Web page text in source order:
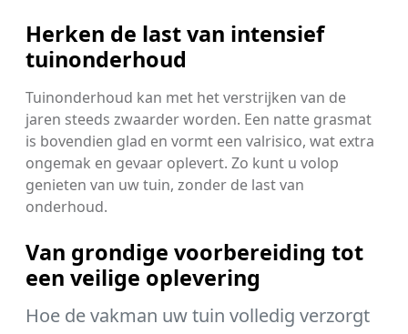
Herken de last van intensief
tuinonderhoud
Tuinonderhoud kan met het verstrijken van de
jaren steeds zwaarder worden. Een natte grasmat
is bovendien glad en vormt een valrisico, wat extra
ongemak en gevaar oplevert. Zo kunt u volop
genieten van uw tuin, zonder de last van
onderhoud.
Van grondige voorbereiding tot
een veilige oplevering
Hoe de vakman uw tuin volledig verzorgt